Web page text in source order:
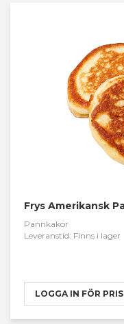
Pannkakor
Leveranstid: Finns i lager
LOGGA IN FÖR PRIS